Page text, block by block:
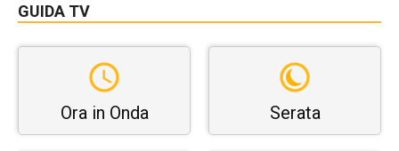
GUIDA TV
Ora in Onda Serata